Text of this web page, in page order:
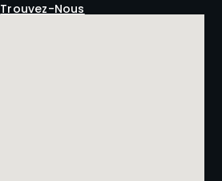
Trouvez-Nous